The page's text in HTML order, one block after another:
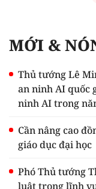
MỚI &
Thủ tướng Lê
an ninh AI quốc
ninh AI trong
Cần nâng cao
giáo dục đại học
Phó Thủ tướng
luật trong lĩnh